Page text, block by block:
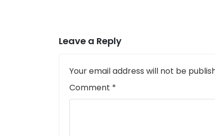
Leave a Reply
Your email address will not be
Comment *